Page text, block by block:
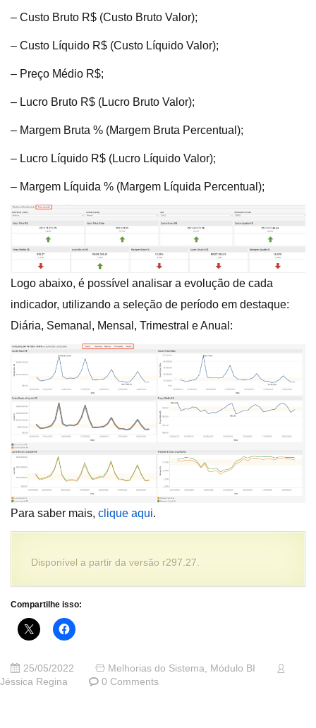
– Custo Bruto R$ (Custo Bruto Valor);
– Custo Líquido R$ (Custo Líquido Valor);
– Preço Médio R$;
– Lucro Bruto R$ (Lucro Bruto Valor);
– Margem Bruta % (Margem Bruta Percentual);
– Lucro Líquido R$ (Lucro Líquido Valor);
– Margem Líquida % (Margem Líquida Percentual);
Logo abaixo, é possível analisar a evolução de cada
indicador, utilizando a seleção de período em destaque:
Diária, Semanal, Mensal, Trimestral e Anual:
Para saber mais, clique aqui.
Disponível a partir da versão r297.27.
Compartilhe isso:
25/05/2022 Melhorias do Sistema
Módulo BI
Jéssica Regina
0 Comments